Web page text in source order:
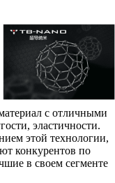
с отличными
эластичности.
этой технологии,
конкурентов по
в своем сегменте